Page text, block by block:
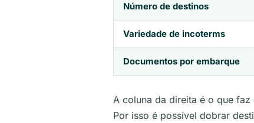
Número de destinos
Variedade de incoterms
Documentos por embarque
A coluna da direita é o que
Por isso é possível dobrar